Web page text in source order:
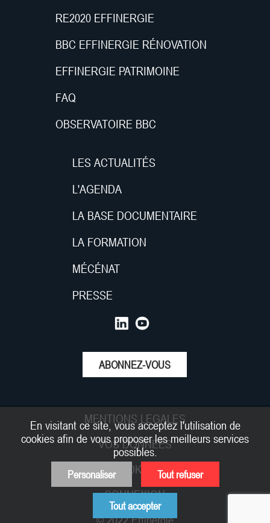
RE2020 EFFINERGIE
BBC EFFINERGIE RÉNOVATION
EFFINERGIE PATRIMOINE
FAQ
OBSERVATOIRE BBC
LES ACTUALITÉS
L'AGENDA
LA BASE DOCUMENTAIRE
LA FORMATION
MÉCÉNAT
PRESSE
ABONNEZ-VOUS
MENTIONS LEGALES
VOS DONNEES
COOKIES
CONNEXION
En visitant ce site, vous acceptez l'utilisation de
cookies afin de vous proposer les meilleurs services
possibles.
Personaliser Tout refuser
Tout accepter